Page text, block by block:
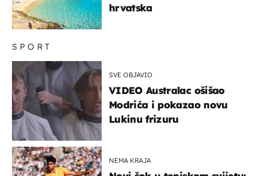
SPORT
SVE OBJAVIO
VIDEO Australac ošišao
Modrića i pokazao novu
Lukinu frizuru
NEMA KRAJA
hrvatska